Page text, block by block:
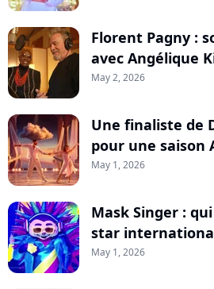
Florent Pagny :
avec Angélique
May 2, 2026
Une finaliste de
pour une saison
May 1, 2026
Mask Singer :
star
May 1, 2026